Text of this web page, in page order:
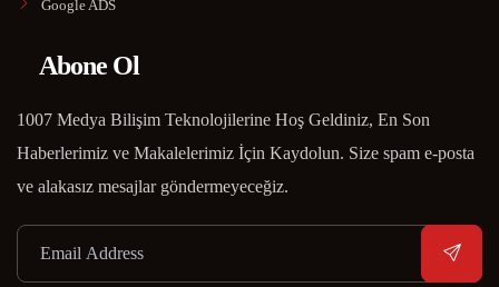
Google ADS
Abone Ol
1007 Medya Bilişim Teknolojilerine Hoş Geldiniz, En Son
Haberlerimiz ve Makalelerimiz İçin Kaydolun. Size spam e-posta
ve alakasız mesajlar göndermeyeceğiz.